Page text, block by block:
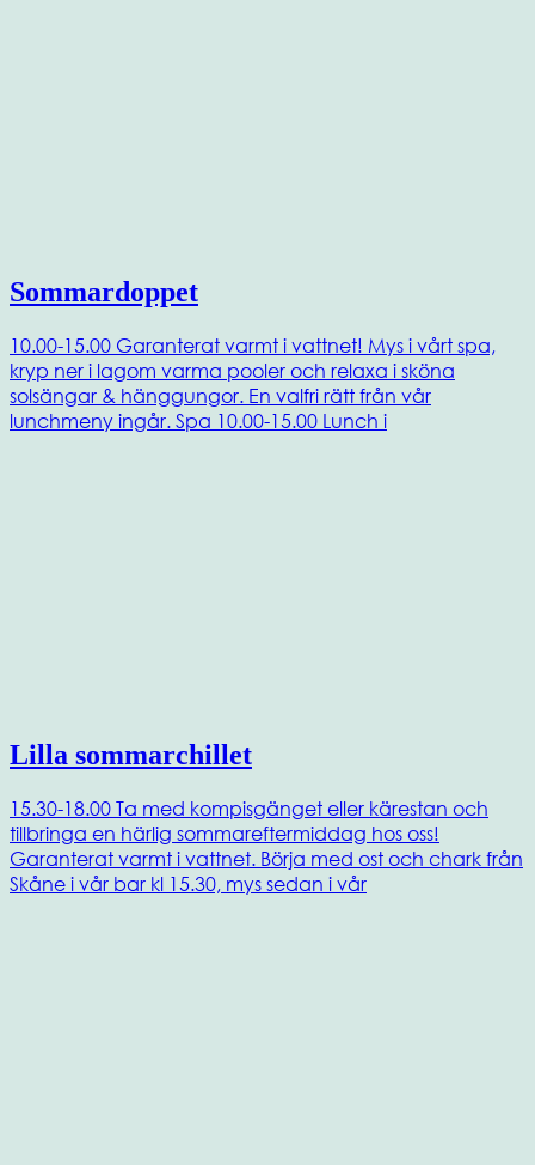
Sommardoppet
10.00-15.00 Garanterat varmt i vattnet! Mys i vårt spa,
kryp ner i lagom varma pooler och relaxa i sköna
solsängar & hänggungor. En valfri rätt från vår
lunchmeny ingår. Spa 10.00-15.00 Lunch i
Lilla sommarchillet
15.30-18.00 Ta med kompisgänget eller kärestan och
tillbringa en härlig sommareftermiddag hos oss!
Garanterat varmt i vattnet. Börja med ost och chark från
Skåne i vår bar kl 15.30, mys sedan i vår